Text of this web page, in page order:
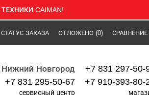
CAIMAN!
СТАТУС ЗАКАЗА ОТЛОЖЕНО (0) СРАВНЕНИЕ
Нижний Новгород
+7 831 295-50-67
сервисный центр
+7 831 297-50-
+7 910-393-80-